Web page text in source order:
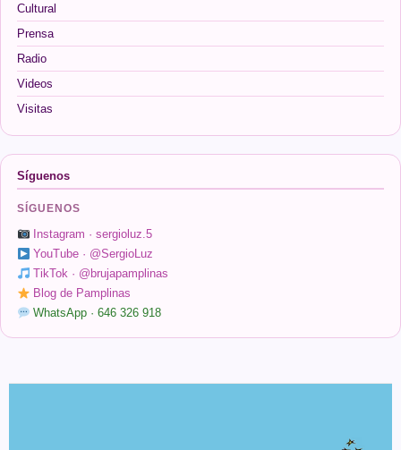
Cultural
Prensa
Radio
Videos
Visitas
Síguenos
SÍGUENOS
Instagram · sergioluz.5
YouTube · @SergioLuz
TikTok · @brujapamplinas
Blog de Pamplinas
WhatsApp · 646 326 918